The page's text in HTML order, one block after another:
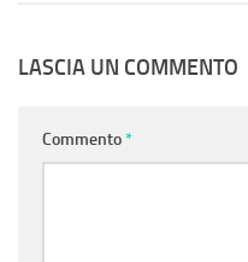
LASCIA UN COMMENTO
Commento*